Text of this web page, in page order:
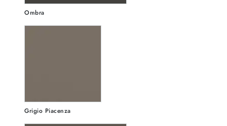
Ombra
Grigio Piacenza